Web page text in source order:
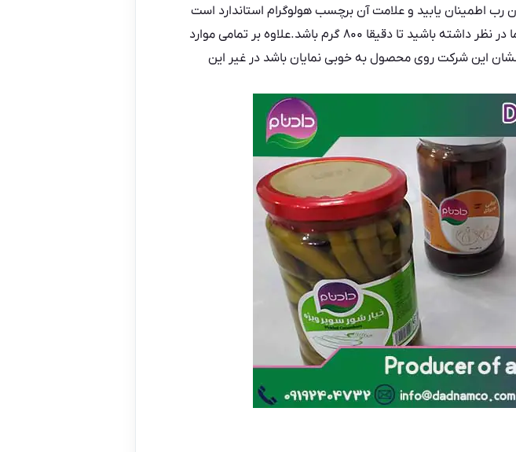
رب اطمینان یابید و علامت آن برچسب هولوگرام استاندارد است
که حتما روی بدنه محصول درج می شود.لازم است وزن خیارشور را نیز حتما در نظر داشته باشید تا دقیقا ۸۰۰ گرم باشد.علاوه بر تمامی موارد
این شرکت روی محصول به خوبی نمایان باشد در غیر این